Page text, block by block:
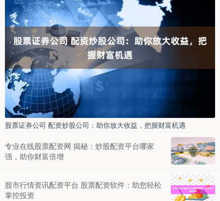
股票证券公司 配资炒股公司：助你放大收益，把握财富机遇
专业在线股票配资网 揭秘：炒股配资平台哪家
强，助你财富倍增
股市行情资讯配资平台 股票配资软件：助您轻松
掌控投资